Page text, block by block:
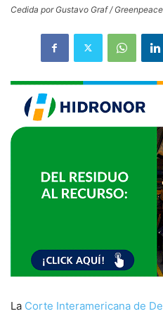
Cedida por Gustavo Graf / Greenpeace
La Corte Interamericana de